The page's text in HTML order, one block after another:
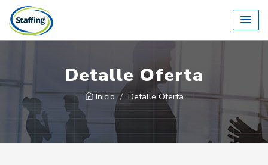
Detalle Oferta
Inicio Detalle Oferta